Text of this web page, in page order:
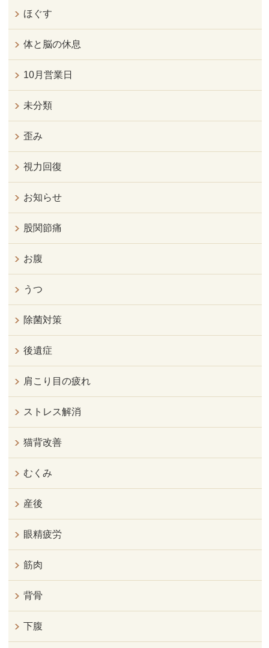
ほぐす
体と脳の休息
10月営業日
未分類
歪み
視力回復
お知らせ
股関節痛
お腹
うつ
除菌対策
後遺症
肩こり目の疲れ
ストレス解消
猫背改善
むくみ
産後
眼精疲労
筋肉
背骨
下腹